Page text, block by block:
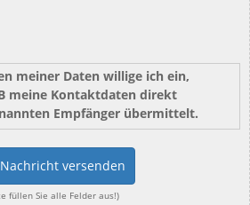
meiner Daten willige ich ein,
meine Kontaktdaten direkt
Empfänger übermittelt.
versenden
füllen Sie alle Felder aus!)